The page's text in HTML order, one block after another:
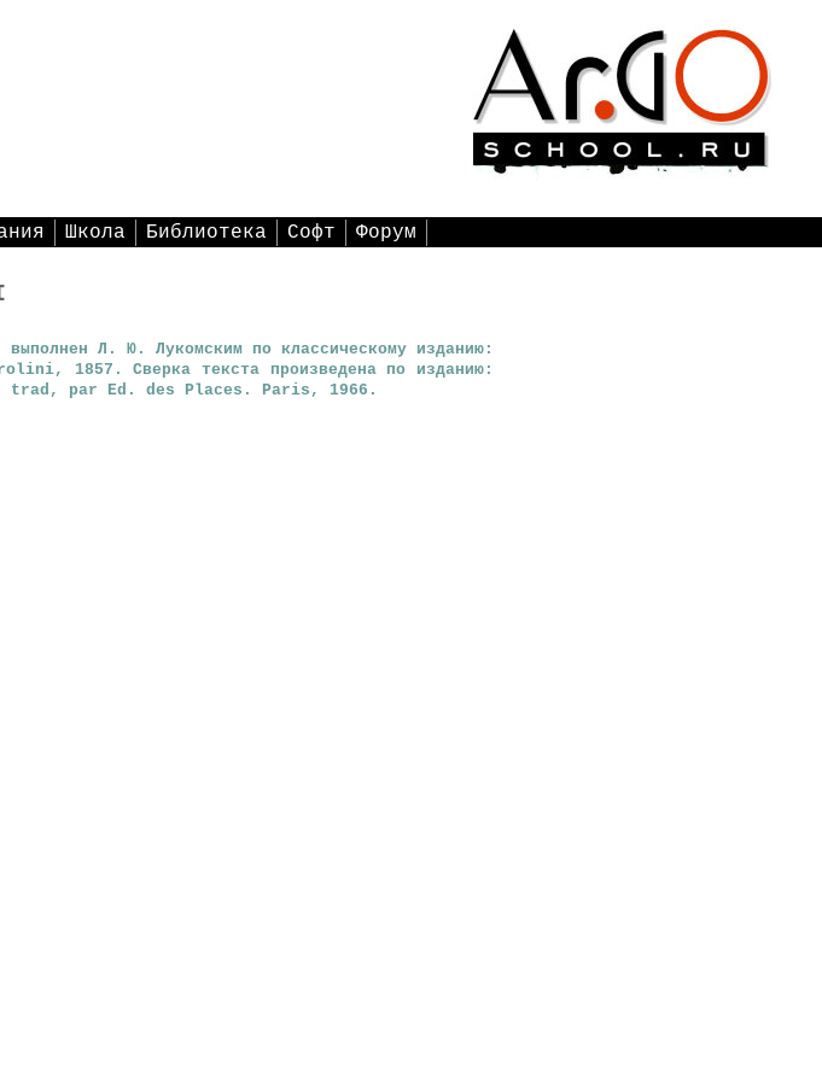
Школа Библиотека Софт Форум
выполнен Л. Ю. Лукомским по классическому изданию:
1857. Сверка текста произведена по изданию:
par Ed. des Places. Paris, 1966.